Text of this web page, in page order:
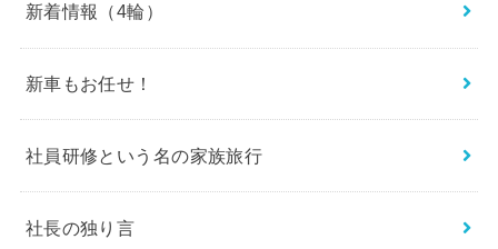
新着情報（4輪）
新車もお任せ！
社員研修という名の家族旅行
社長の独り言